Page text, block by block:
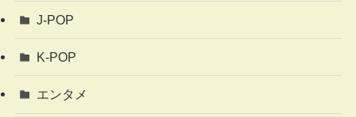
J-POP
K-POP
エンタメ